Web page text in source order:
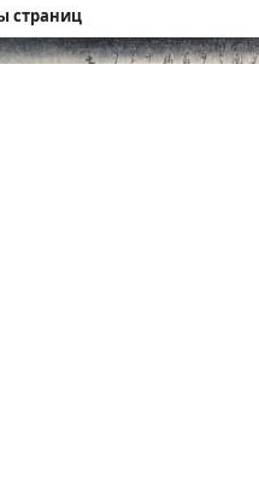
страниц